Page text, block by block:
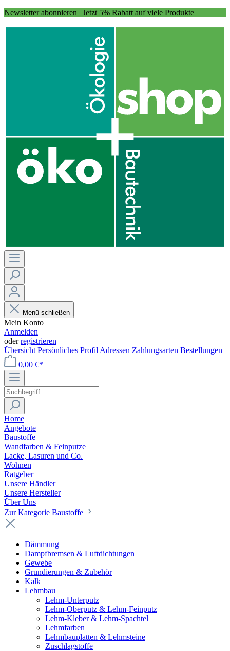
Newsletter abonnieren | Jetzt 5% Rabatt auf viele Produkte
Menü schließen
Mein Konto
Anmelden
oderregistrieren
Übersicht Persönliches Profil Adressen Zahlungsarten Bestellungen
0,00 €*
Home
Angebote
Baustoffe
Wandfarben & Feinputze
Lacke, Lasuren und Co.
Wohnen
Ratgeber
Unsere Händler
Unsere Hersteller
Über Uns
Zur Kategorie Baustoffe
Dämmung
Dampfbremsen & Luftdichtungen
Gewebe
Grundierungen & Zubehör
Kalk
Lehmbau
Lehm-Unterputz
Lehm-Oberputz & Lehm-Feinputz
Lehm-Kleber & Lehm-Spachtel
Lehmfarben
Lehmbauplatten & Lehmsteine
Zuschlagstoffe